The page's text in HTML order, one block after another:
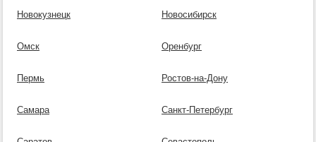
Новокузнецк Новосибирск
Омск Оренбург
Пермь Ростов-на-Дону
Самара Санкт-Петербург